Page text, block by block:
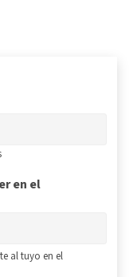
en el
al tuyo en el